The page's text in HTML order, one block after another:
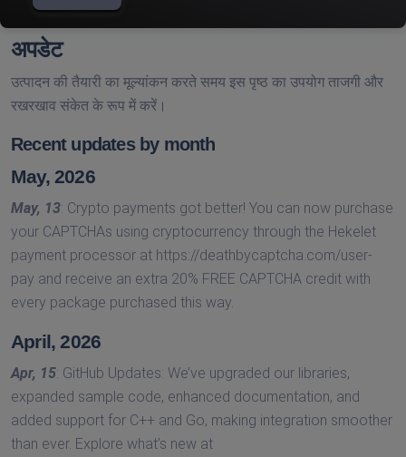
अपडेट
उत्पादन की तैयारी का मूल्यांकन करते समय इस पृष्ठ का उपयोग ताजगी और
रखरखाव संकेत के रूप में करें।
Recent updates by month
May, 2026
May, 13: Crypto payments got better! You can now purchase
your CAPTCHAs using cryptocurrency through the Hekelet
payment processor at https://deathbycaptcha.com/user-
pay and receive an extra 20% FREE CAPTCHA credit with
every package purchased this way.
April, 2026
Apr, 15: GitHub Updates: We’ve upgraded our libraries,
expanded sample code, enhanced documentation, and
added support for C++ and Go, making integration smoother
than ever. Explore what’s new at